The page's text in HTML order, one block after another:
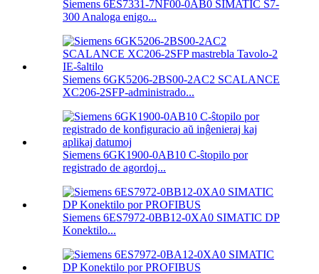
Siemens 6ES7331-7NF00-0AB0 SIMATIC S7-
300 Analoga enigo...
Siemens 6GK5206-2BS00-2AC2 SCALANCE
XC206-2SFP-administrado...
Siemens 6GK1900-0AB10 C-ŝtopilo por
registrado de agordoj...
Siemens 6ES7972-0BB12-0XA0 SIMATIC DP
Konektilo...